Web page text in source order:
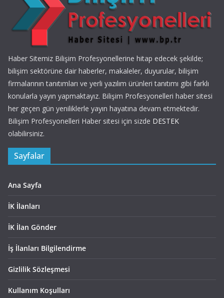
Haber Sitemiz Bilişim Profesyonellerine hitap edecek şekilde;
bilişim sektörüne dair haberler, makaleler, duyurular, bilişim
firmalarının tanıtımları ve yerli yazılım ürünleri tanıtımı gibi farklı
konularla yayın yapmaktayız. Bilişim Profesyonelleri haber sitesi
her geçen gün yeniliklerle yayın hayatına devam etmektedir.
Bilişim Profesyonelleri Haber sitesi için sizde DESTEK
olabilirsiniz.
Sayfalar
Ana Sayfa
İK İlanları
İK İlan Gönder
İş İlanları Bilgilendirme
Gizlilik Sözleşmesi
Kullanım Koşulları